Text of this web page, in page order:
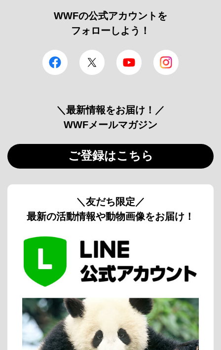
WWFの公式アカウントを
フォローしよう！
facebook Twitter YouTube
＼最新情報をお届け！／
WWFメールマガジン
ご登録はこちら
＼友だち限定／
最新の活動情報や動物画像をお届け！